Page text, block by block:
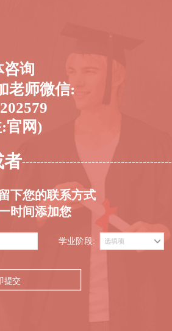
咨询
老师微信:
官网)
者-----------------------------------------
下您的联系方式
时间添加您
学业阶段:
提交